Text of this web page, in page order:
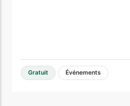
Gratuit Événements